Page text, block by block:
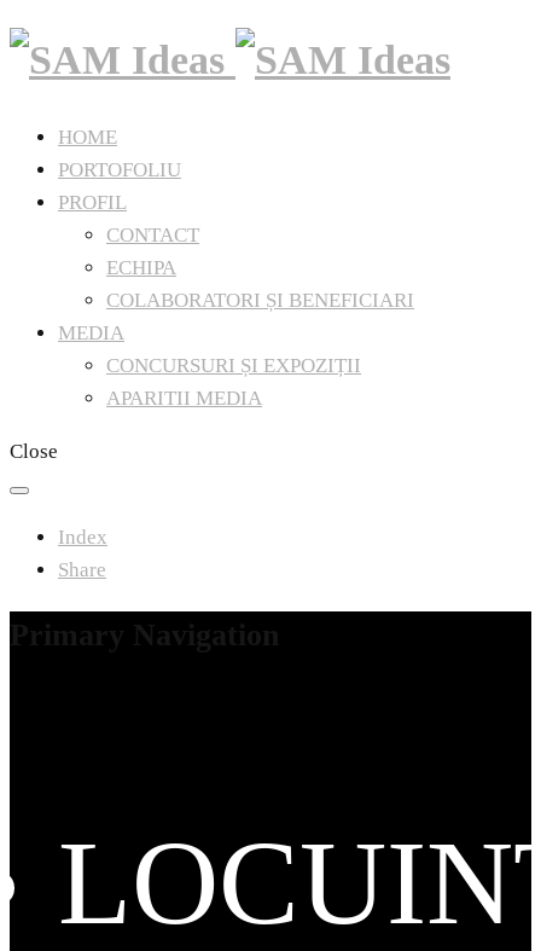
HOME
PORTOFOLIU
PROFIL
CONTACT
ECHIPA
COLABORATORI ȘI BENEFICIARI
MEDIA
CONCURSURI ȘI EXPOZIȚII
APARITII MEDIA
Close
Index
Share